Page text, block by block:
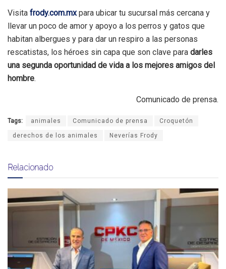
Visita frody.com.mxpara ubicar tu sucursal más cercana y
llevar un poco de amor y apoyo a los perros y gatos que
habitan albergues y para dar un respiro a las personas
rescatistas, los héroes sin capa que son clave para darles
una segunda oportunidad de vida a los mejores amigos del
hombre.
Comunicado de prensa.
Tags: animales Comunicado de prensa Croquetón
derechos de los animales Neverías Frody
Relacionado